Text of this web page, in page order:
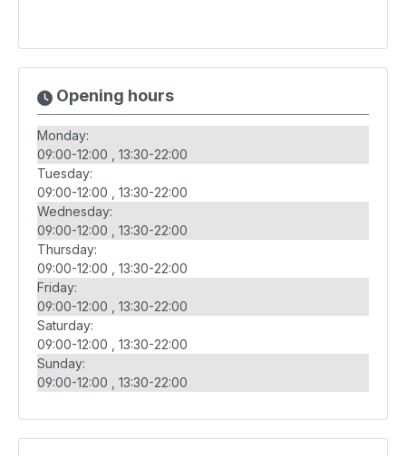
Opening hours
Monday:
09:00-12:00
13:30-22:00
Tuesday:
09:00-12:00
13:30-22:00
Wednesday:
09:00-12:00
13:30-22:00
Thursday:
09:00-12:00
13:30-22:00
Friday:
09:00-12:00
13:30-22:00
Saturday:
09:00-12:00
13:30-22:00
Sunday:
09:00-12:00
13:30-22:00